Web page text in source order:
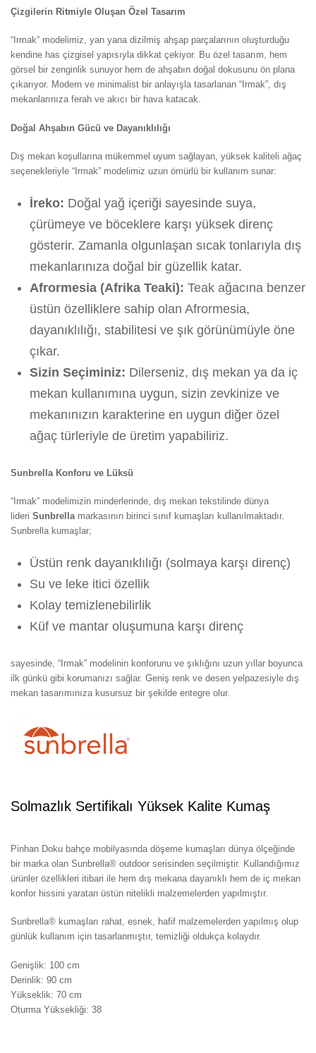
Çizgilerin Ritmiyle Oluşan Özel Tasarım
“Irmak” modelimiz, yan yana dizilmiş ahşap parçalarının oluşturduğu
kendine has çizgisel yapısıyla dikkat çekiyor. Bu özel tasarım, hem
görsel bir zenginlik sunuyor hem de ahşabın doğal dokusunu ön plana
çıkarıyor. Modern ve minimalist bir anlayışla tasarlanan “Irmak”, dış
mekanlarınıza ferah ve akıcı bir hava katacak.
Doğal Ahşabın Gücü ve Dayanıklılığı
Dış mekan koşullarına mükemmel uyum sağlayan, yüksek kaliteli ağaç
seçenekleriyle “Irmak” modelimiz uzun ömürlü bir kullanım sunar:
İreko: Doğal yağ içeriği sayesinde suya,
çürümeye ve böceklere karşı yüksek direnç
gösterir. Zamanla olgunlaşan sıcak tonlarıyla dış
mekanlarınıza doğal bir güzellik katar.
Afrormesia (Afrika Teaki): Teak ağacına benzer
üstün özelliklere sahip olan Afrormesia,
dayanıklılığı, stabilitesi ve şık görünümüyle öne
çıkar.
Sizin Seçiminiz: Dilerseniz, dış mekan ya da iç
mekan kullanımına uygun, sizin zevkinize ve
mekanınızın karakterine en uygun diğer özel
ağaç türleriyle de üretim yapabiliriz.
Sunbrella Konforu ve Lüksü
“Irmak” modelimizin minderlerinde, dış mekan tekstilinde dünya
lideri Sunbrellamarkasının birinci sınıf kumaşları kullanılmaktadır.
Sunbrella kumaşlar;
Üstün renk dayanıklılığı (solmaya karşı direnç)
Su ve leke itici özellik
Kolay temizlenebilirlik
Küf ve mantar oluşumuna karşı direnç
sayesinde, “Irmak” modelinin konforunu ve şıklığını uzun yıllar boyunca
ilk günkü gibi korumanızı sağlar. Geniş renk ve desen yelpazesiyle dış
mekan tasarımınıza kusursuz bir şekilde entegre olur.
Solmazlık Sertifikalı Yüksek Kalite Kumaş
Pinhan Doku bahçe mobilyasında döşeme kumaşları dünya ölçeğinde
bir marka olan Sunbrella® outdoor serisinden seçilmiştir. Kullandığımız
ürünler özellikleri itibari ile hem dış mekana dayanıklı hem de iç mekan
konfor hissini yaratan üstün nitelikli malzemelerden yapılmıştır.
Sunbrella® kumaşları rahat, esnek, hafif malzemelerden yapılmış olup
günlük kullanım için tasarlanmıştır, temizliği oldukça kolaydır.
Genişlik: 100 cm
Derinlik: 90 cm
Yükseklik: 70 cm
Oturma Yüksekliği: 38